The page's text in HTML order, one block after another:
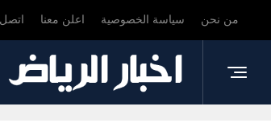
من نحن سياسة الخصوصية اعلن معنا اتصل